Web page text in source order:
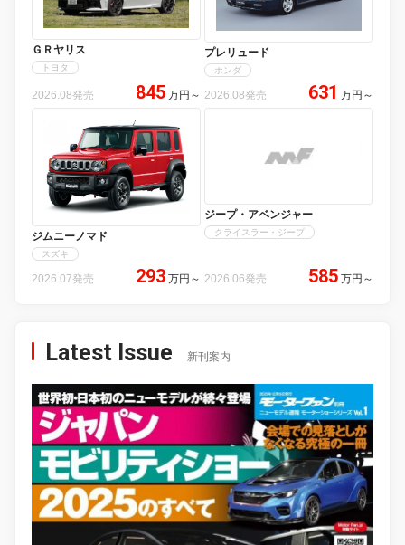
ＧＲヤリス
トヨタ
2026.08発売 845 万円 ～
プレリュード
ホンダ
2026.08発売 631 万円 ～
ジムニーノマド
スズキ
2026.07発売 293 万円 ～
ジープ・アベンジャー
クライスラー・ジープ
2026.06発売 585 万円 ～
Latest Issue 新刊案内